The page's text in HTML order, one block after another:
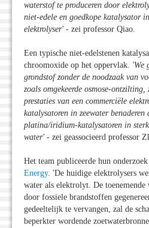
waterstof te produceren door
niet-edele en goedkope katalysator
elektrolyser' - zei professor Qiao.
Een typische niet-edelstenen
chroomoxide op het oppervlak. 'We
grondstof zonder de noodzaak van
zoals omgekeerde osmose-
prestaties van een commerciële
katalysatoren in zeewater benaderen
platina/iridium-katalysatoren in sterk
water' - zei geassocieerd professor
Het team publiceerde hun
Energy. 'De huidige elektrolysers
water als elektrolyt. De toenemende
door fossiele brandstoffen
gedeeltelijk te vervangen, zal de
beperkter wordende